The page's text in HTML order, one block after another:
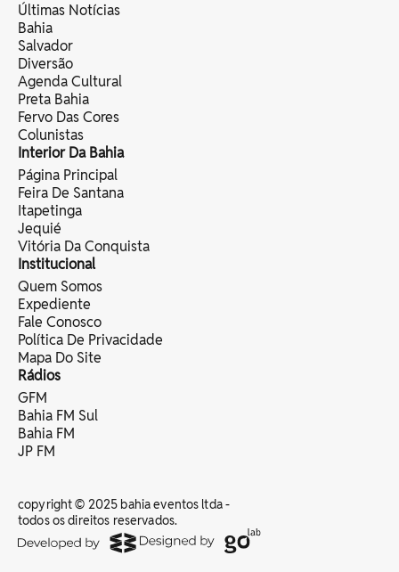
Últimas Notícias
Bahia
Salvador
Diversão
Agenda Cultural
Preta Bahia
Fervo Das Cores
Colunistas
Interior Da Bahia
Página Principal
Feira De Santana
Itapetinga
Jequié
Vitória Da Conquista
Institucional
Quem Somos
Expediente
Fale Conosco
Política De Privacidade
Mapa Do Site
Rádios
GFM
Bahia FM Sul
Bahia FM
JP FM
copyright © 2025 bahia eventos ltda -
todos os direitos reservados.